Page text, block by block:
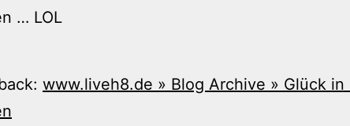
… LOL
www.liveh8.de » Blog Archive » Glück in